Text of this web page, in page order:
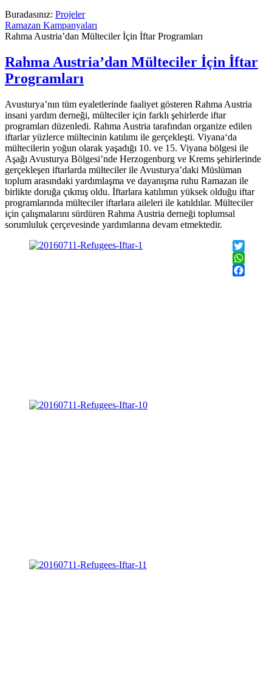
Buradasınız: Projeler
Ramazan Kampanyaları
Rahma Austria’dan Mülteciler İçin İftar Programları
Rahma Austria’dan Mülteciler İçin İftar
Programları
Avusturya’nın tüm eyaletlerinde faaliyet gösteren Rahma Austria
insani yardım derneği, mülteciler için farklı şehirlerde iftar
programları düzenledi. Rahma Austria tarafından organize edilen
iftarlar yüzlerce mültecinin katılımı ile gerçekleşti. Viyana‘da
mültecilerin yoğun olarak yaşadığı 10. ve 15. Viyana bölgesi ile
Aşağı Avusturya Bölgesi’nde Herzogenburg ve Krems şehirlerinde
gerçekleşen iftarlarda mülteciler ile Avusturya’daki Müslüman
toplum arasındaki yardımlaşma ve dayanışma ruhu Ramazan ile
birlikte doruğa çıkmış oldu. İftarlara katılımın yüksek olduğu iftar
programlarında mülteciler iftarlara aileleri ile katıldılar. Mülteciler
için çalışmalarını sürdüren Rahma Austria derneği toplumsal
sorumluluk çerçevesinde yardımlarına devam etmektedir.
Twitter